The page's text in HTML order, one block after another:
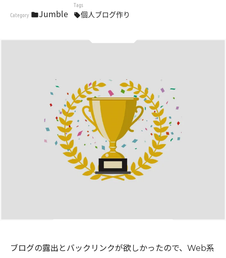
Category folderJumble
Tags
local_offer個人ブログ作り
ブログの露出とバックリンクが欲しかったので、Web系